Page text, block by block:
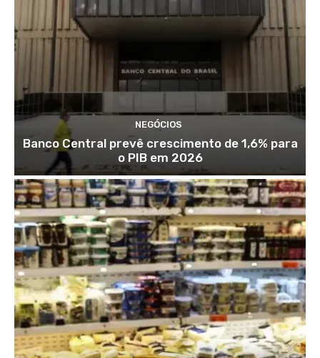
NEGÓCIOS
Banco Central prevê crescimento de 1,6% para
o PIB em 2026